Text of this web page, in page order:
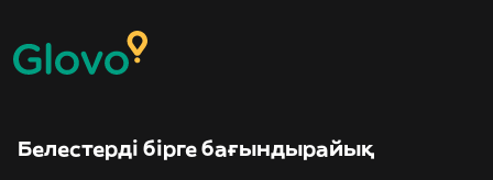
Белестерді бірге бағындырайық